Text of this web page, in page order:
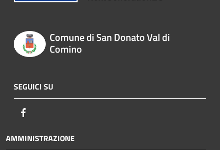
Comune di San Donato Val di
Comino
SEGUICI SU
AMMINISTRAZIONE